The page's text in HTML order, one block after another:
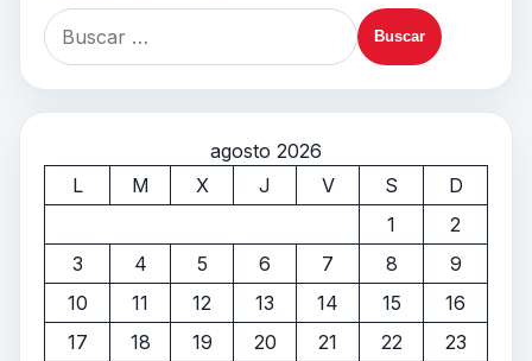
agosto 2026
L
M X J V S
D
1
2
3
4 5 6 7 8
9
10
11 12 13 14 15
16
17
18 19 20 21 22
23